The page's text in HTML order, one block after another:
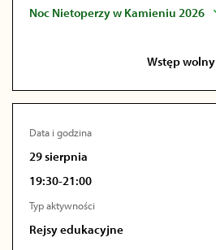
Noc Nietoperzy w Kamieniu 2026
Wstęp wolny
Data i godzina
29 sierpnia
19:30-21:00
Typ aktywności
Rejsy edukacyjne